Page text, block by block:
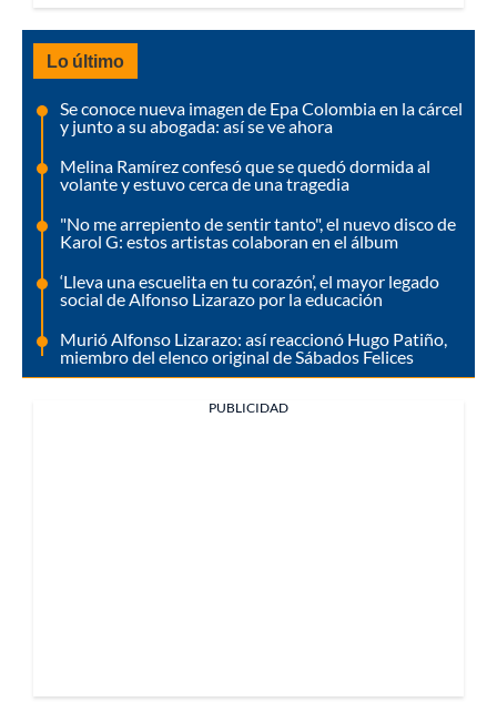
Lo último
Se conoce nueva imagen de Epa Colombia en la cárcel
y junto a su abogada: así se ve ahora
Melina Ramírez confesó que se quedó dormida al
volante y estuvo cerca de una tragedia
"No me arrepiento de sentir tanto", el nuevo disco de
Karol G: estos artistas colaboran en el álbum
‘Lleva una escuelita en tu corazón’, el mayor legado
social de Alfonso Lizarazo por la educación
Murió Alfonso Lizarazo: así reaccionó Hugo Patiño,
miembro del elenco original de Sábados Felices
PUBLICIDAD